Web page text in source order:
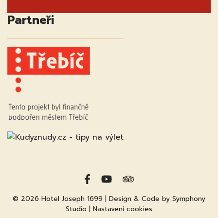
Partneři
© 2026 Hotel Joseph 1699 | Design & Code by Symphony
Studio | Nastavení cookies